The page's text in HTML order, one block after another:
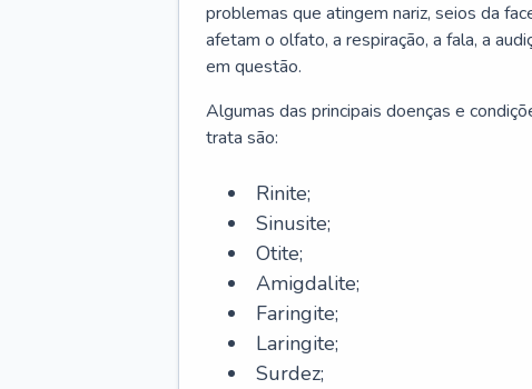
problemas que atingem nariz, seios da
afetam o olfato, a respiração, a fala, a
em questão.
Algumas das principais doenças e
trata são:
Rinite;
Sinusite;
Otite;
Amigdalite;
Faringite;
Laringite;
Surdez;